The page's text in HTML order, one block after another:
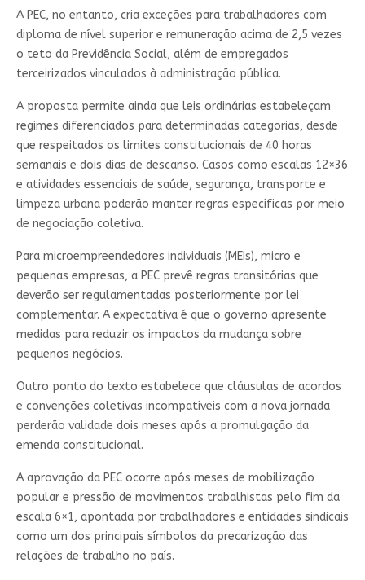
A PEC, no entanto, cria exceções para trabalhadores com
diploma de nível superior e remuneração acima de 2,5 vezes
o teto da Previdência Social, além de empregados
terceirizados vinculados à administração pública.
A proposta permite ainda que leis ordinárias estabeleçam
regimes diferenciados para determinadas categorias, desde
que respeitados os limites constitucionais de 40 horas
semanais e dois dias de descanso. Casos como escalas 12×36
e atividades essenciais de saúde, segurança, transporte e
limpeza urbana poderão manter regras específicas por meio
de negociação coletiva.
Para microempreendedores individuais (MEIs), micro e
pequenas empresas, a PEC prevê regras transitórias que
deverão ser regulamentadas posteriormente por lei
complementar. A expectativa é que o governo apresente
medidas para reduzir os impactos da mudança sobre
pequenos negócios.
Outro ponto do texto estabelece que cláusulas de acordos
e convenções coletivas incompatíveis com a nova jornada
perderão validade dois meses após a promulgação da
emenda constitucional.
A aprovação da PEC ocorre após meses de mobilização
popular e pressão de movimentos trabalhistas pelo fim da
escala 6×1, apontada por trabalhadores e entidades sindicais
como um dos principais símbolos da precarização das
relações de trabalho no país.